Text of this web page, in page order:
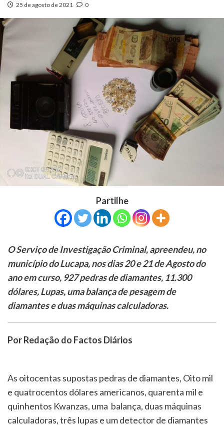
25 de agosto de 2021 0
Partilhe
O Serviço de Investigação Criminal, apreendeu, no
município do Lucapa, nos dias 20 e 21 de Agosto do
ano em curso, 927 pedras de diamantes, 11.300
dólares, Lupas, uma balança de pesagem de
diamantes e duas máquinas calculadoras.
Por Redação do Factos Diários
As oitocentas supostas pedras de diamantes, Oito mil
e quatrocentos dólares americanos, quarenta mil e
quinhentos Kwanzas, uma balança, duas máquinas
calculadoras, três lupas e um detector de diamantes